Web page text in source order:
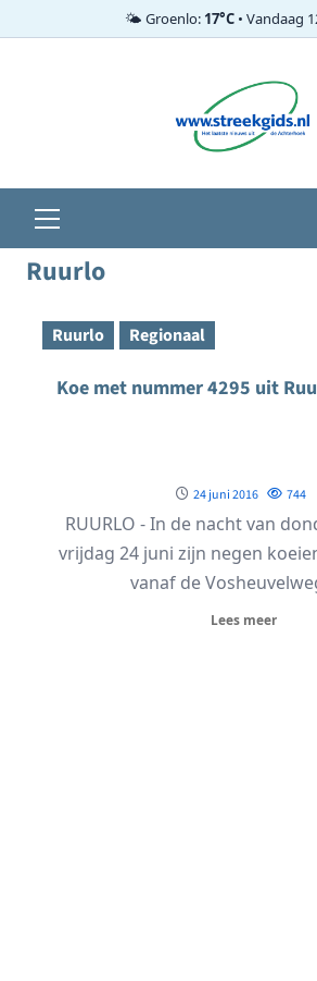
🌤️ Groenlo: 17°C• Vandaag
menu
Ruurlo
Ruurlo Regionaal
Koe met nummer 4295 uit
24 juni 2016 744
RUURLO - In de nacht van
vrijdag 24 juni zijn negen
vanaf de
Lees meer